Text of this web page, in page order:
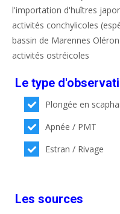
l'importation d'huîtres
activités conchylicoles
bassin de Marennes
activités ostréicoles
Le type
Plongée en
Apnée / PMT
Estran / Rivage
Les sources